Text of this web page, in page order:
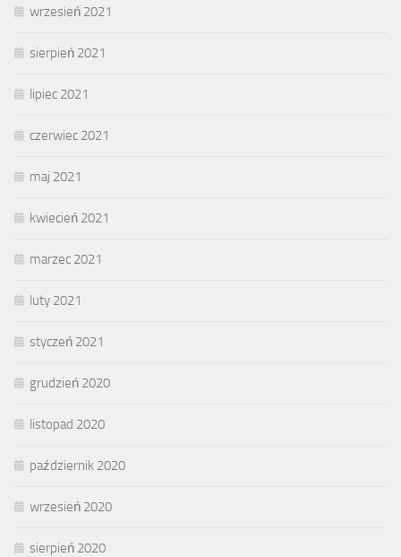
wrzesień 2021
sierpień 2021
lipiec 2021
czerwiec 2021
maj 2021
kwiecień 2021
marzec 2021
luty 2021
styczeń 2021
grudzień 2020
listopad 2020
październik 2020
wrzesień 2020
sierpień 2020